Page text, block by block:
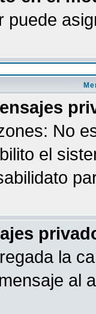
puede
No
el
la
al